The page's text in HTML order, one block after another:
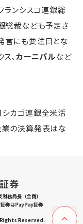
ランシスコ連銀総
総裁なども予定さ
言にも要注目とな
、カーニバルなど
カゴ連銀全米活
業の決算発表はな
務局長（金商）
券はPayPay証券
Reserved.